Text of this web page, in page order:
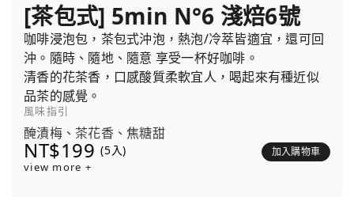
[茶包式] 5min N°6 淺焙6號
咖啡浸泡包，茶包式沖泡，熱泡/冷萃皆適宜，還可回
沖。隨時、隨地、隨意 享受一杯好咖啡。
清香的花茶香，口感酸質柔軟宜人，喝起來有種近似
品茶的感覺。
風味指引
醃漬梅、茶花香、焦糖甜
NT$199 (5入) 加入購物車
view more +